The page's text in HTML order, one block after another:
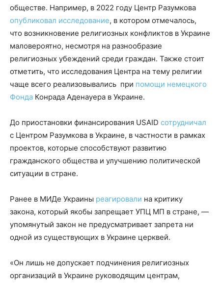
обществе. Например, в 2022 году Центр Разумкова
опубликовал исследование, в котором отмечалось,
что возникновение религиозных конфликтов в Украине
маловероятно, несмотря на разнообразие
религиозных убеждений среди граждан. Также стоит
отметить, что исследования Центра на тему религии
чаще всего реализовывались при помощи немецкого
Фонда Конрада Аденауера в Украине.
До приостановки финансирования USAID сотрудничал
с Центром Разумкова в Украине, в частности в рамках
проектов, которые способствуют развитию
гражданского общества и улучшению политической
ситуации в стране.
Ранее в МИДе Украины реагировали на критику
закона, который якобы запрещает УПЦ МП в стране, —
упомянутый закон не предусматривает запрета ни
одной из существующих в Украине церквей.
«Он лишь не допускает подчинения религиозных
организаций в Украине руководящим центрам,